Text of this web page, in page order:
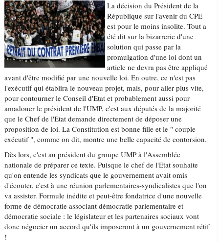
La décision du Président de la
République sur l'avenir du CPE
est pour le moins insolite. Tout a
été dit sur la bizarrerie d'une
solution qui passe par la
promulgation d'une loi dont un
article ne devra pas être appliqué
avant d'être modifié par une nouvelle loi. En outre, ce n'est pas
l'exécutif qui établira le nouveau projet, mais, pour aller plus vite,
pour contourner le Conseil d'Etat et probablement aussi pour
amadouer le président de l'UMP, c'est aux députés de la majorité
que le Chef de l'Etat demande directement de déposer une
proposition de loi. La Constitution est bonne fille et le " couple
exécutif ", comme on dit, montre une belle capacité de contorsion.
Dès lors, c'est au président du groupe UMP à l'Assemblée
nationale de préparer ce texte. Puisque le chef de l'Etat souhaite
qu'on entende les syndicats que le gouvernement avait omis
d'écouter, c'est à une réunion parlementaires-syndicalistes que l'on
va assister. Formule inédite et peut-être fondatrice d'une nouvelle
forme de démocratie associant démocratie parlementaire et
démocratie sociale : le législateur et les partenaires sociaux vont
donc négocier un accord qu'ils imposeront à un gouvernement rétif
!